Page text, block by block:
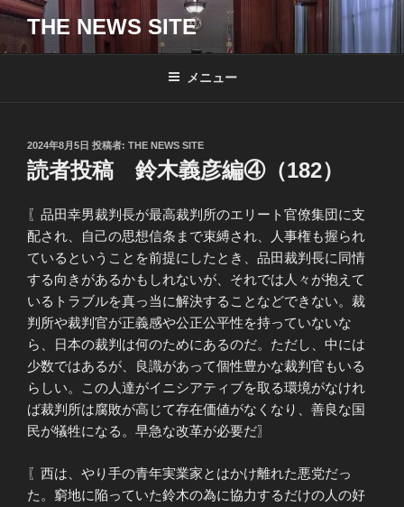
コ
テ
THE NEWS SITE
メニュー
投
稿
日:
2024年8月5日 投稿者: THE NEWS SITE
読者投稿 鈴木義彦編④（182）
〖品田幸男裁判長が最高裁判所のエリート官僚集団に支
配され、自己の思想信条まで束縛され、人事権も握られ
ているということを前提にしたとき、品田裁判長に同情
する向きがあるかもしれないが、それでは人々が抱えて
いるトラブルを真っ当に解決することなどできない。裁
判所や裁判官が正義感や公正公平性を持っていないな
ら、日本の裁判は何のためにあるのだ。ただし、中には
少数ではあるが、良識があって個性豊かな裁判官もいる
らしい。この人達がイニシアティブを取る環境がなけれ
ば裁判所は腐敗が高じて存在価値がなくなり、善良な国
民が犠牲になる。早急な改革が必要だ〗
〖西は、やり手の青年実業家とはかけ離れた悪党だっ
た。窮地に陥っていた鈴木の為に協力するだけの人の好